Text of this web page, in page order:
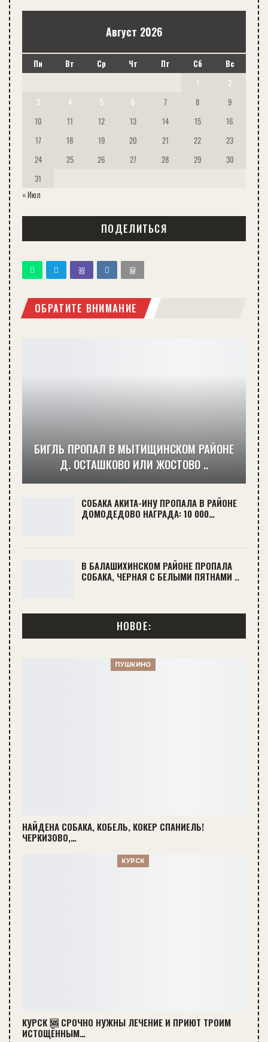
Август 2026
Пн Вт Ср Чт Пт Сб
Вс
1
2
3
4 5 6 7 8
9
10
11 12 13 14 15
16
17
18 19 20 21 22
23
24
25 26 27 28 29
30
31
« Июл
ПОДЕЛИТЬСЯ
ОБРАТИТЕ ВНИМАНИЕ
БИГЛЬ ПРОПАЛ В МЫТИЩИНСКОМ РАЙОНЕ
Д. ОСТАШКОВО ИЛИ ЖОСТОВО ..
СОБАКА АКИТА-ИНУ ПРОПАЛА В РАЙОНЕ
ДОМОДЕДОВО НАГРАДА: 10 000…
В БАЛАШИХИНСКОМ РАЙОНЕ ПРОПАЛА
СОБАКА, ЧЕРНАЯ С БЕЛЫМИ ПЯТНАМИ ..
НОВОЕ:
ПУШКИНО
НАЙДЕНА СОБАКА, КОБЕЛЬ, КОКЕР СПАНИЕЛЬ!
ЧЕРКИЗОВО,…
КУРСК
КУРСК 🆘 СРОЧНО НУЖНЫ ЛЕЧЕНИЕ И ПРИЮТ ТРОИМ
ИСТОЩЁННЫМ…